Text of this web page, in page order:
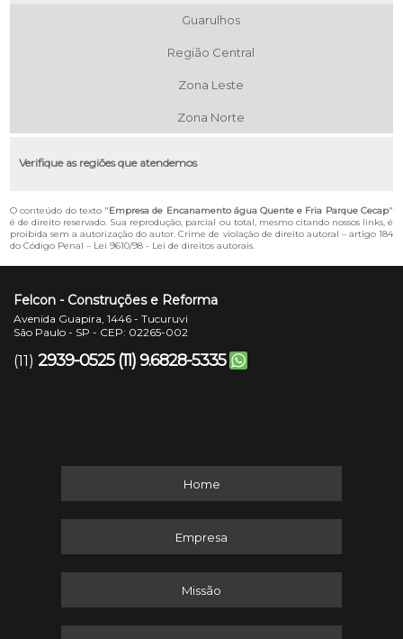
Guarulhos
Região Central
Zona Leste
Zona Norte
Verifique as regiões que atendemos
O conteúdo do texto "Empresa de Encanamento água Quente e Fria Parque Cecap"
é de direito reservado. Sua reprodução, parcial ou total, mesmo citando nossos links, é
proibida sem a autorização do autor. Crime de violação de direito autoral – artigo 184
do Código Penal – Lei 9610/98 - Lei de direitos autorais.
Felcon - Construções e Reforma
Avenida Guapira, 1446 - Tucuruvi
São Paulo - SP - CEP: 02265-002
(11) 2939-0525 (11) 9.6828-5335
Home
Empresa
Missão